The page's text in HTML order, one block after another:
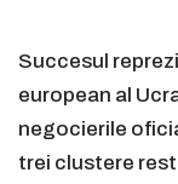
Succesul
european al
negocierile
trei clustere